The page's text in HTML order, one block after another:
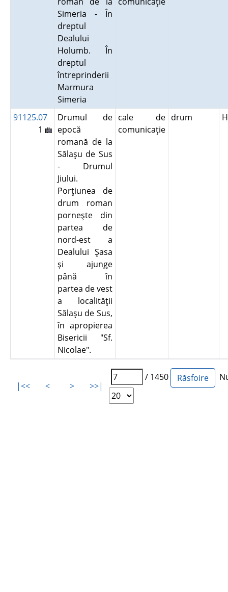
Simeria - În
dreptul
Dealului
Holumb. În
dreptul
întreprinderii
Marmura
Simeria
91125.07
1
Drumul de
epocă
romană de la
Sălaşu de Sus
- Drumul
Jiului.
Porţiunea de
drum roman
porneşte din
partea de
nord-est a
Dealului Şasa
şi ajunge
până în
partea de vest
a localităţii
Sălaşu de Sus,
în apropierea
Bisericii "Sf.
Nicolae".
cale de
comunicaţie
drum
|<< < > >>|
/ 1450